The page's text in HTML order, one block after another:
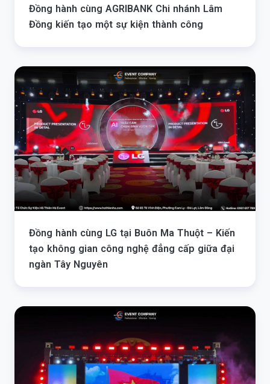
Đồng hành cùng AGRIBANK Chi nhánh Lâm
Đồng kiến tạo một sự kiện thành công
Đồng hành cùng LG tại Buôn Ma Thuột – Kiến
tạo không gian công nghệ đẳng cấp giữa đại
ngàn Tây Nguyên